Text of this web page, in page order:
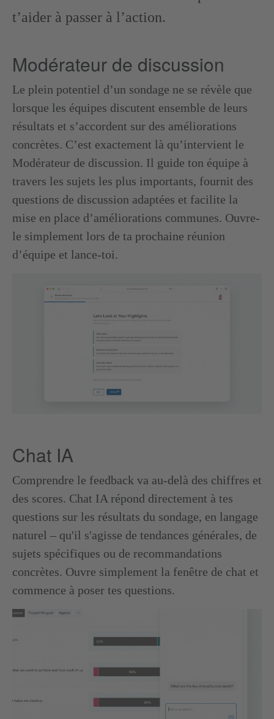
t’aider à passer à l’action.
Modérateur de discussion
Le plein potentiel d’un sondage ne se révèle que
lorsque les équipes discutent ensemble de leurs
résultats et s’accordent sur des améliorations
concrètes. C’est exactement là qu’intervient le
Modérateur de discussion. Il guide ton équipe à
travers les sujets les plus importants, fournit des
questions de discussion adaptées et facilite la
mise en place d’améliorations communes. Ouvre-
le simplement lors de ta prochaine réunion
d’équipe et lance-toi.
Chat IA
Comprendre le feedback va au-delà des chiffres et
des scores. Chat IA répond directement à tes
questions sur les résultats du sondage, en langage
naturel – qu'il s'agisse de tendances générales, de
sujets spécifiques ou de recommandations
concrètes. Ouvre simplement la fenêtre de chat et
commence à poser tes questions.